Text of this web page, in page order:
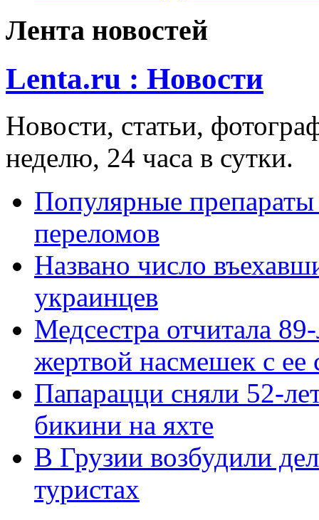
Лента новостей
Lenta.ru : Новости
Новости, статьи,
неделю, 24 часа в сутки.
Популярные
переломов
Названо число
украинцев
Медсестра отчитала
жертвой насмешек с ее
Папарацци сняли 52-
бикини на яхте
В Грузии возбудили
туристах